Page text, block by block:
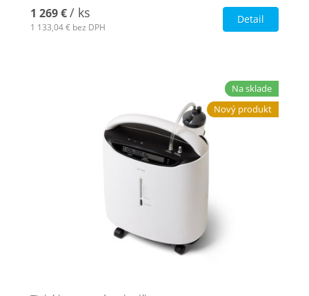
1 269 €/ ks
1 133,04 € bez DPH
Detail
Na sklade
Nový produkt